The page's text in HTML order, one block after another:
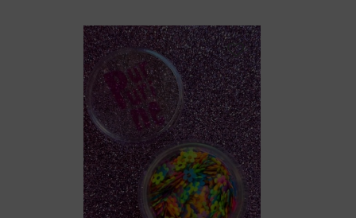
ADICIONAR AO CARRINHO